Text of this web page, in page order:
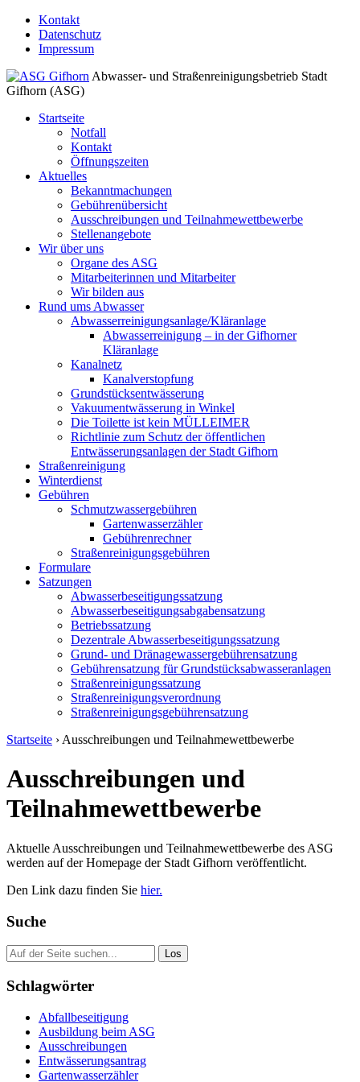
Zum
Inhalt
Kontakt
Datenschutz
Impressum
Abwasser- und Straßenreinigungsbetrieb Stadt
Gifhorn (ASG)
Startseite
Notfall
Kontakt
Öffnungszeiten
Aktuelles
Bekanntmachungen
Gebührenübersicht
Ausschreibungen und Teilnahmewettbewerbe
Stellenangebote
Wir über uns
Organe des ASG
Mitarbeiterinnen und Mitarbeiter
Wir bilden aus
Rund ums Abwasser
Abwasserreinigungsanlage/Kläranlage
Abwasserreinigung – in der Gifhorner
Kläranlage
Kanalnetz
Kanalverstopfung
Grundstücksentwässerung
Vakuumentwässerung in Winkel
Die Toilette ist kein MÜLLEIMER
Richtlinie zum Schutz der öffentlichen
Entwässerungsanlagen der Stadt Gifhorn
Straßenreinigung
Winterdienst
Gebühren
Schmutzwassergebühren
Gartenwasserzähler
Gebührenrechner
Straßenreinigungsgebühren
Formulare
Satzungen
Abwasserbeseitigungssatzung
Abwasserbeseitigungsabgabensatzung
Betriebssatzung
Dezentrale Abwasserbeseitigungssatzung
Grund- und Dränagewassergebührensatzung
Gebührensatzung für Grundstücksabwasseranlagen
Straßenreinigungssatzung
Straßenreinigungsverordnung
Straßenreinigungsgebührensatzung
Startseite › Ausschreibungen und Teilnahmewettbewerbe
Ausschreibungen und
Teilnahmewettbewerbe
Aktuelle Ausschreibungen und Teilnahmewettbewerbe des ASG
werden auf der Homepage der Stadt Gifhorn veröffentlicht.
Den Link dazu finden Sie hier.
Suche
Suche
nach:
Schlagwörter
Abfallbeseitigung
Ausbildung beim ASG
Ausschreibungen
Entwässerungsantrag
Gartenwasserzähler